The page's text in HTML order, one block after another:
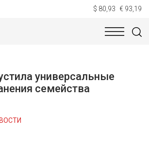
$ 80,93 € 93,19
универсальные
семейства